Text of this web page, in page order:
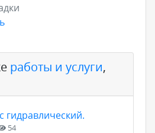
работы и услуги,
гидравлический.
54